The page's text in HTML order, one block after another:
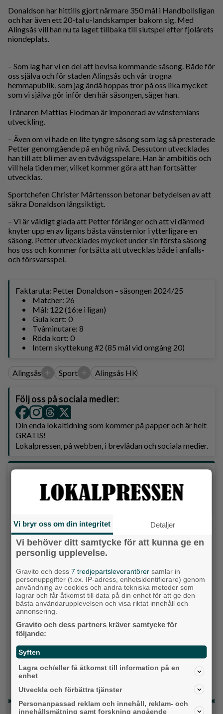
Donaldson har hittills gjort närmare 350 mål i Handbollsligan
och har även ett 20-tal u-landskamper bakom sig. Med
Alingsås vill han nu ta laget tillbaka till slutspel efter fjolårets
niondeplats.
– Som lag har vi en del att bevisa kommande säsong. Både för
oss själva och för staden Alingsås och vår trogna
hemmapublik, som jag ändå hoppas tror på oss lika mycket
som vi själva gör inför den här säsongen, säger han.
Tränaren Mattias Flodman är imponerad av vänsternians
utveckling.
– Även om vi hade en lite tyngre säsong som lag så presterade
Petter genomgående på en hög nivå. Dessutom utvecklades
han till att bli mer av en tvåvägsspelare. Han är ambitiös och
vill hela tiden mer, vilket kommer göra att han fortsätter
utvecklas.
Sportchefen Christer Mårtensson betonar betydelsen av att
säkra Donaldson långsiktigt.
– Vi är väldigt glada att Petter förlänger och att vi därmed
knyter upp en av ligans bästa vänsternior i ytterligare en
säsong. Petter utvecklades mycket under sin första säsong
hos oss och kommer fortsätta att utvecklas både i anfalls-
och försvarsspel.
Faktaruta: Petter Donaldson – säsongen 2024/25
• Matcher: 26
• Mål: 122 (16:e i ligan)
• Gula kort: 0
• Tvåminutare: 8
• Röda kort: 0
• Intern skyttekung #2 (85 mål vid omgång 20)
Alingsås + Sport + Alingsås HK
Följ oss på sociala medier:
Din enda lokaltidning som kommer på papper och är helt
GRATIS!
Lokalpressen, på webben, i brevlådan och sociala medier.
Moderaterna
Vänsterpartiet
Sverigedemokraterna
Miljöpartiet
Kristdemokraterna
Centerpartiet
Liberalerna
Vet ej
Vi bryr oss om din integritet Detaljer
Vi behöver ditt samtycke för att kunna ge en
personlig upplevelse.
Gravito och dess7 tredjepartsleverantörer samlar in
personuppgifter (t.ex. IP-adress, enhetsidentifierare) genom
användning av cookies och andra tekniska metoder som
lagrar och får åtkomst till data på din enhet för att ge den
bästa användarupplevelsen och visa riktat innehåll och
annonsering.
Gravito och dess partners kräver samtycke för
följande:
Syften
Lagra och/eller få åtkomst till information på en
enhet
Utveckla och förbättra tjänster
Personanpassad reklam och innehåll, reklam- och
innehållsmätning samt forskning angående